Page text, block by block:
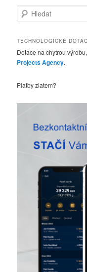
l
d
t
TECHNOLOGICKÉ
Dotace na chytrou
Projects Agency.
Platby zlatem?